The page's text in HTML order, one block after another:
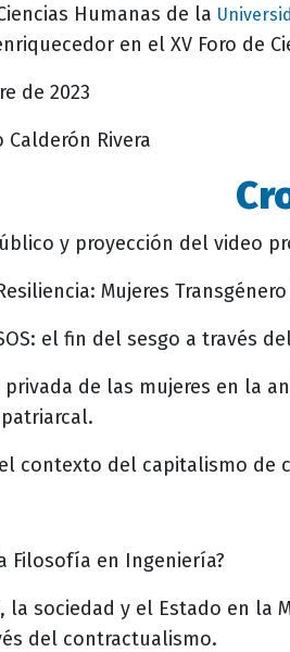
Humanas de la
en el XV Foro de
de 2023
Rivera
y proyección del video
Mujeres
el fin del sesgo a través
privada de las mujeres en la
contexto del capitalismo de
Filosofía en Ingeniería?
la sociedad y el Estado en
del contractualismo.